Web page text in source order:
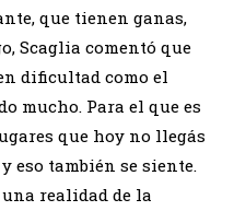
que tienen ganas,
Scaglia comentó que
dificultad como el
mucho. Para el que es
que hoy no llegás
eso también se siente.
realidad de la